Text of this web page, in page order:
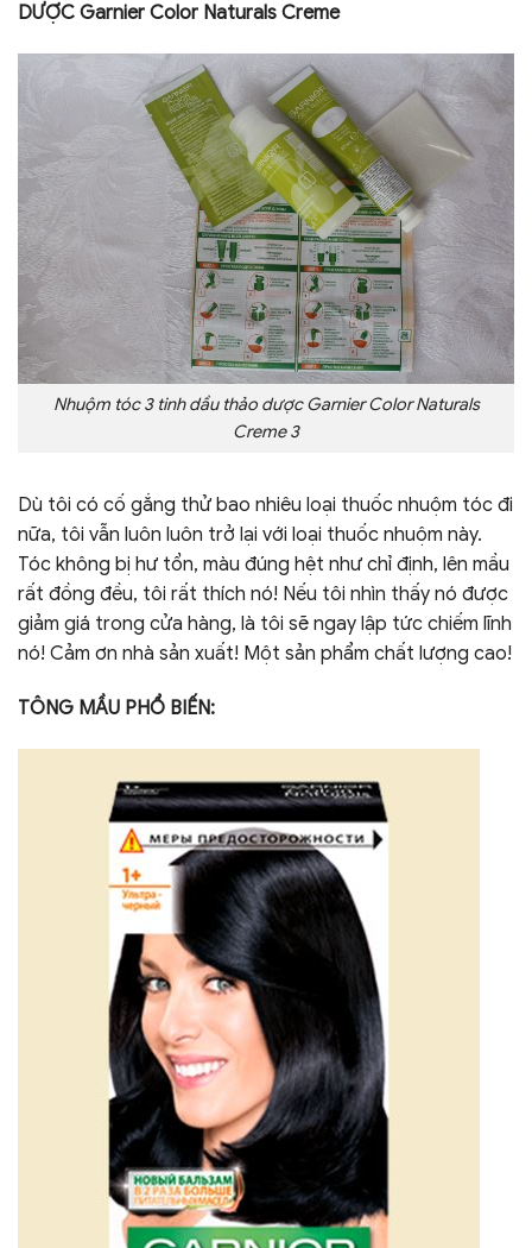
DƯỢC Garnier Color Naturals Creme
Nhuộm tóc 3 tinh dầu thảo dược Garnier Color Naturals
Creme 3
Dù tôi có cố gắng thử bao nhiêu loại thuốc nhuộm tóc đi
nữa, tôi vẫn luôn luôn trở lại với loại thuốc nhuộm này.
Tóc không bị hư tổn, màu đúng hệt như chỉ định, lên mầu
rất đồng đều, tôi rất thích nó! Nếu tôi nhìn thấy nó được
giảm giá trong cửa hàng, là tôi sẽ ngay lập tức chiếm lĩnh
nó! Cảm ơn nhà sản xuất! Một sản phẩm chất lượng cao!
TÔNG MẦU PHỔ BIẾN: